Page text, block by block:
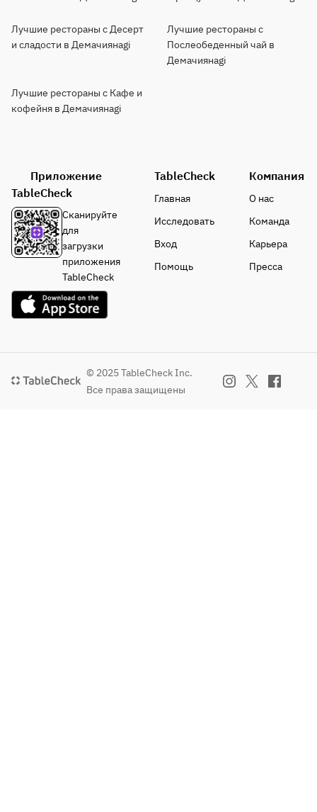
Лучшие рестораны с Десерт
и сладости в Демачиянagi
Лучшие рестораны с
Послеобеденный чай в
Демачиянagi
Лучшие рестораны с Кафе и
кофейня в Демачиянagi
Приложение
TableCheck
Сканируйте
для
загрузки
приложения
TableCheck
TableCheck
Главная
Исследовать
Вход
Помощь
Компания
О нас
Команда
Карьера
Пресса
© 2025 TableCheck Inc.
Все права защищены